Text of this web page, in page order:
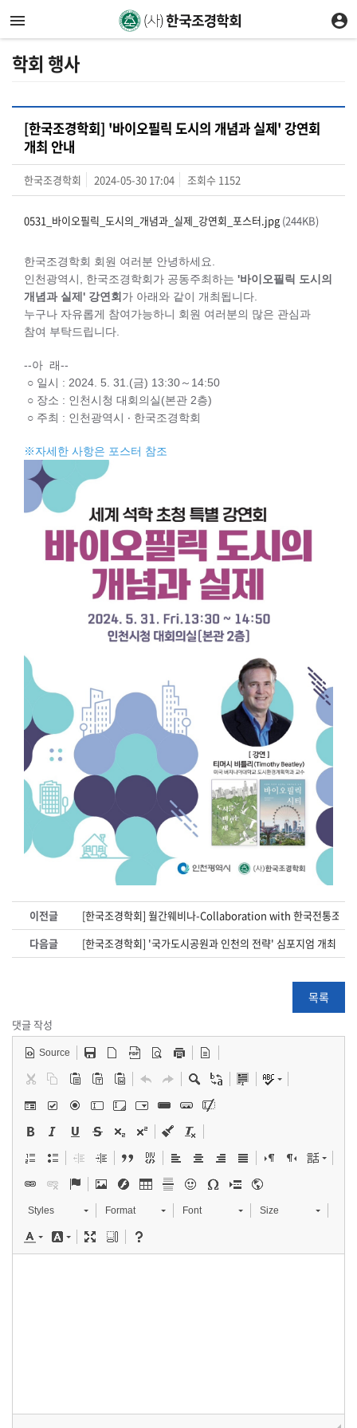
학회 행사
[한국조경학회] '바이오필릭 도시의 개념과 실제' 강연회
개최 안내
한국조경학회 2024-05-30 17:04 조회수 1152
0531_바이오필릭_도시의_개념과_실제_강연회_포스터.jpg (244KB)
한국조경학회 회원 여러분 안녕하세요.
인천광역시, 한국조경학회가 공동주최하는 '바이오필릭 도시의
개념과 실제' 강연회 가 아래와 같이 개최됩니다.
누구나 자유롭게 참여가능하니 회원 여러분의 많은 관심과
참여 부탁드립니다.
--아 래--
○ 일시 : 2024. 5. 31.(금) 13:30～14:50
○ 장소 : 인천시청 대회의실(본관 2층)
○ 주최 : 인천광역시 ‧ 한국조경학회
※자세한 사항은 포스터 참조
이전글
[한국조경학회] 월간웨비나-Collaboration with 한국전통조경
다음글
[한국조경학회] '국가도시공원과 인천의 전략' 심포지엄 개최 안내
목록
댓글 작성
Source
Styles Format Font Size